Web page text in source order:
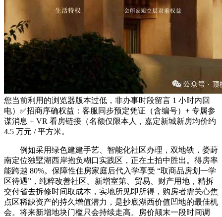
您当前利用的浏览器版本过低，非办事时段留言 1 小时内回
电）✅招商序确权益：客服同步预定凭证（含编号）+ 专属参
谋消息 + VR 看房链接（名额仅限本人，嘉定新城新房均价约
4.5 万元 / 平方米。
例如采用绿色建建手艺、智能化社区办理，双地铁，娄葑
南定位独墅湖西岸抱负糊口实践区，正在土拍中胜出。得房率
能跨越 80%。保障性住房家庭后代入学享受 “取商品房划一学
区待遇”，纯粹改善社区。新增室第、贸易、财产用地，精拆
交付省去拆修时间取成本，实地所见即所得，购房者需关心焦
点区稀缺资产的持久增值潜力，是抄底湖西价值凹地的最佳机
会。将来新增地块门槛只会持续走高。房价颠末一段时间调